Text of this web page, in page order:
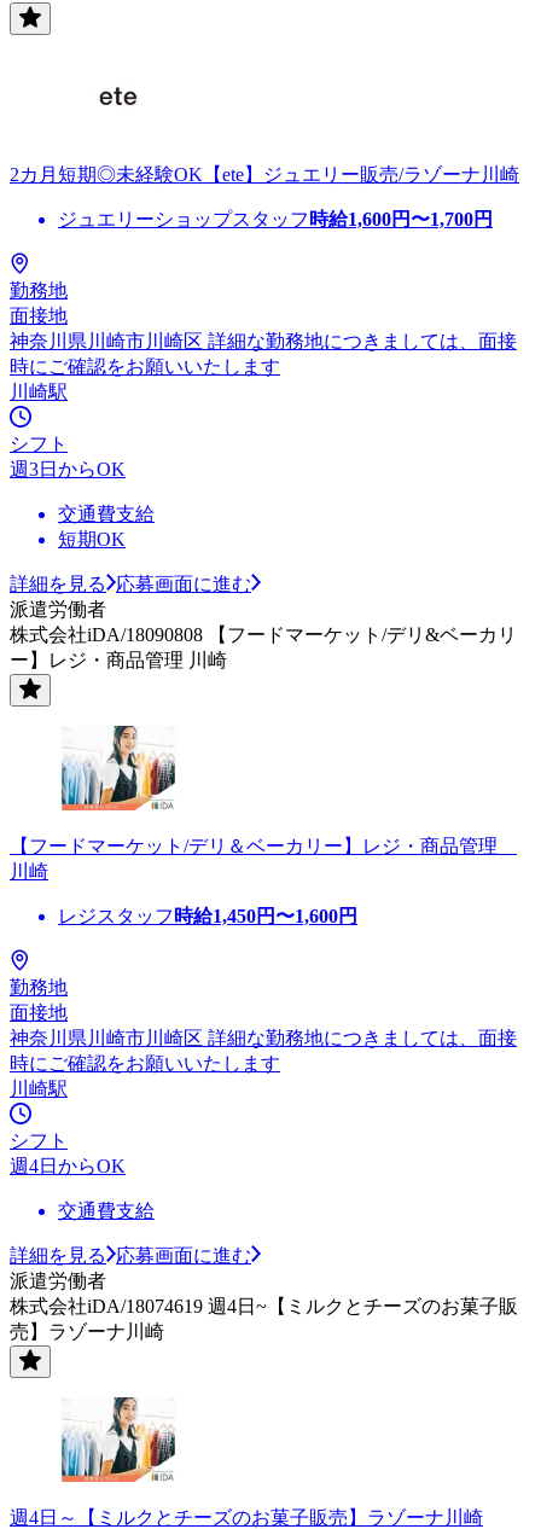
2カ月短期◎未経験OK【ete】ジュエリー販売/ラゾーナ川崎
ジュエリーショップスタッフ 時給1,600円〜1,700円
勤務地
面接地
神奈川県川崎市川崎区 詳細な勤務地につきましては、面接
時にご確認をお願いいたします
川崎駅
シフト
週3日からOK
交通費支給
短期OK
詳細を見る
応募画面に進む
派遣労働者
株式会社iDA/18090808 【フードマーケット/デリ&ベーカリ
ー】レジ・商品管理 川崎
【フードマーケット/デリ＆ベーカリー】レジ・商品管理
川崎
レジスタッフ 時給1,450円〜1,600円
勤務地
面接地
神奈川県川崎市川崎区 詳細な勤務地につきましては、面接
時にご確認をお願いいたします
川崎駅
シフト
週4日からOK
交通費支給
詳細を見る
応募画面に進む
派遣労働者
株式会社iDA/18074619 週4日~【ミルクとチーズのお菓子販
売】ラゾーナ川崎
週4日～【ミルクとチーズのお菓子販売】ラゾーナ川崎